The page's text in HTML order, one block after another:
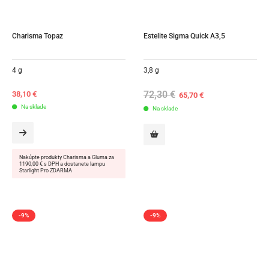
Charisma Topaz
4 g
38,10 €
Na sklade
Nakúpte produkty Charisma a Gluma za
1190,00 € s DPH a dostanete lampu
Starlight Pro ZDARMA
Estelite Sigma Quick A3,5
3,8 g
72,30€ Original
price
65,70€Current
Na sklade
-9% -9%